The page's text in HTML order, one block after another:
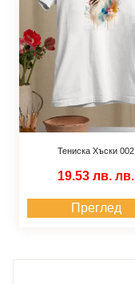
Тениска Хъски 002
19.53 лв. лв.
Преглед